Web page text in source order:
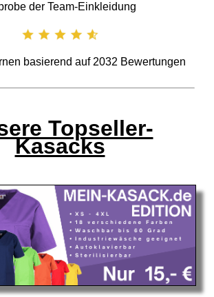
der Team-Einkleidung
basierend auf 2032 Bewertungen
Topseller-
Kasacks